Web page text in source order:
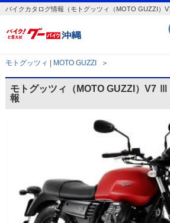
バイクカタログ情報（モトグッツィ（MOTO GUZZI）
モトグッツィ | MOTO GUZZI ＞
モトグッツィ（MOTO GUZZI）V7
報